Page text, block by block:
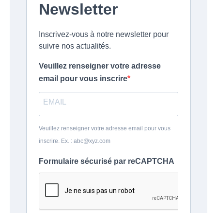
Newsletter
Inscrivez-vous à notre newsletter pour
suivre nos actualités.
Veuillez renseigner votre adresse
email pour vous inscrire
Veuillez renseigner votre adresse email pour vous
inscrire. Ex. : abc@xyz.com
Formulaire sécurisé par reCAPTCHA